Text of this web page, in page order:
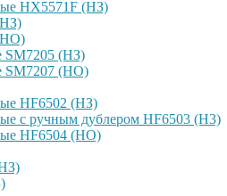
HX5571F (НЗ)
SM7205 (НЗ)
SM7207 (НО)
HF6502 (НЗ)
с ручным дублером HF6503 (Н3)
HF6504 (НО)